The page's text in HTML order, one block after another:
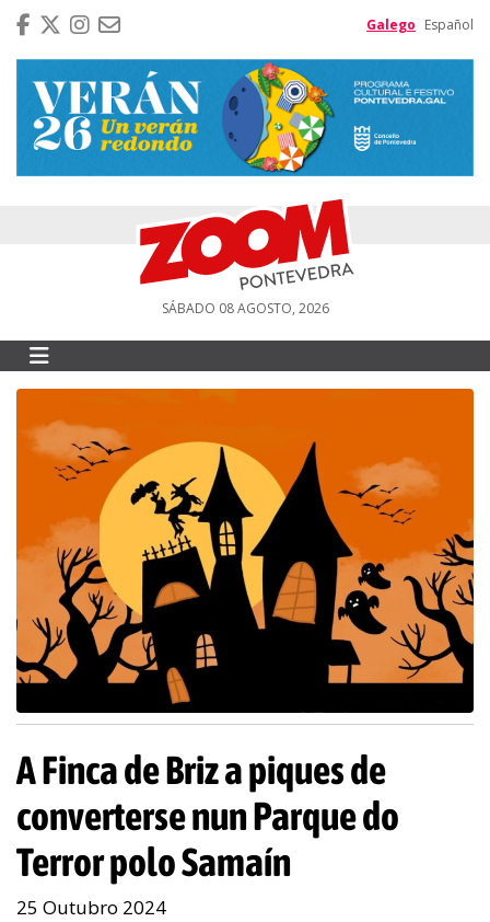
Galego Español
SÁBADO 08 AGOSTO, 2026
A Finca de Briz a piques de
converterse nun Parque do
Terror polo Samaín
25 Outubro 2024